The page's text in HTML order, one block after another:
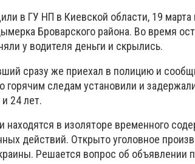
в ГУ НП в Киевской области, 19
Броварского района. Во время
у водителя деньги и скрылись.
сразу же приехал в полицию и
горячим следам установили и
24 лет.
находятся в изоляторе временного
действий. Открыто уголовное
Решается вопрос об объявлении